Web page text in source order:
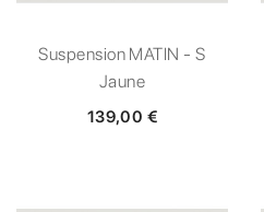
Suspension MATIN - S
Jaune
139,00 €